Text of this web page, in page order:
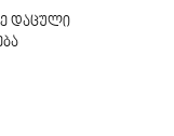
დაცული